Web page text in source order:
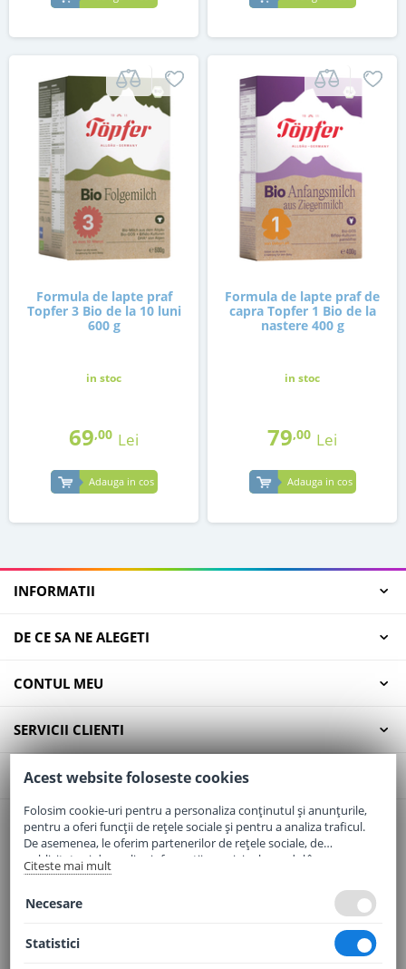
Formula de lapte praf
Topfer 3 Bio de la 10 luni
600 g
in stoc
69,00 Lei
Adauga in cos
Formula de lapte praf de
capra Topfer 1 Bio de la
nastere 400 g
in stoc
79,00 Lei
Adauga in cos
INFORMATII
DE CE SA NE ALEGETI
CONTUL MEU
SERVICII CLIENTI
CONTACT
Email:office@elaptepraf.ro
Telefon:0745-964-449
Adresa:Sos. Borsului, Nr. 20, Oradea, Jud. Bihor
Acest website foloseste cookies
Folosim cookie-uri pentru a personaliza conținutul și anunțurile,
pentru a oferi funcții de rețele sociale și pentru a analiza traficul.
De asemenea, le oferim partenerilor de rețele sociale, de
publicitate și de analize informații cu privire la modul în care
folosiți site-ul nostru. Aceștia le pot combina cu alte informații
Citeste mai mult
Necesare
Statistici